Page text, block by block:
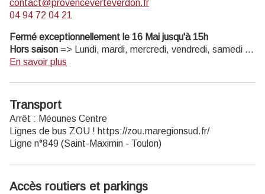
contact@provenceverteverdon.fr
04 94 72 04 21
Fermé exceptionnellement le 16 Mai jusqu'à 15h
Hors saison => Lundi, mardi, mercredi, vendredi, samedi :
9h-12h / 14h-18h. Jeudi : 14h-18h. Fermé les dimanches &
12h/14h-18h. Fermé dimanche & jours fériés
Juillet & Août
Dimanche : 9h-12h30 (+ l'après-midi du dimanche des
Médiévales). 14/07 & 15/08 : ouvert
En savoir plus
Transport
Arrêt : Méounes Centre
Lignes de bus ZOU ! https://zou.maregionsud.fr/
Ligne n°849 (Saint-Maximin - Toulon)
Accès routiers et parkings